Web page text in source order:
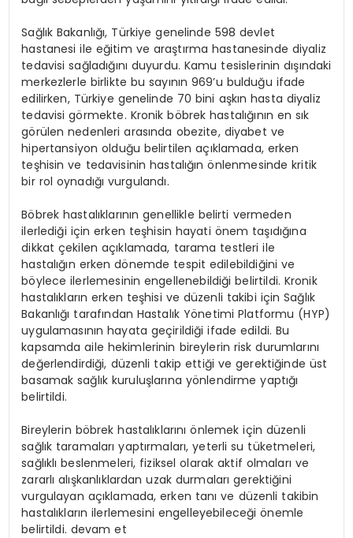
Sağlık Bakanlığı, Türkiye genelinde 598 devlet
hastanesi ile eğitim ve araştırma hastanesinde diyaliz
tedavisi sağladığını duyurdu. Kamu tesislerinin dışındaki
merkezlerle birlikte bu sayının 969’u bulduğu ifade
edilirken, Türkiye genelinde 70 bini aşkın hasta diyaliz
tedavisi görmekte. Kronik böbrek hastalığının en sık
görülen nedenleri arasında obezite, diyabet ve
hipertansiyon olduğu belirtilen açıklamada, erken
teşhisin ve tedavisinin hastalığın önlenmesinde kritik
bir rol oynadığı vurgulandı.
Böbrek hastalıklarının genellikle belirti vermeden
ilerlediği için erken teşhisin hayati önem taşıdığına
dikkat çekilen açıklamada, tarama testleri ile
hastalığın erken dönemde tespit edilebildiğini ve
böylece ilerlemesinin engellenebildiği belirtildi. Kronik
hastalıkların erken teşhisi ve düzenli takibi için Sağlık
Bakanlığı tarafından Hastalık Yönetimi Platformu (HYP)
uygulamasının hayata geçirildiği ifade edildi. Bu
kapsamda aile hekimlerinin bireylerin risk durumlarını
değerlendirdiği, düzenli takip ettiği ve gerektiğinde üst
basamak sağlık kuruluşlarına yönlendirme yaptığı
belirtildi.
Bireylerin böbrek hastalıklarını önlemek için düzenli
sağlık taramaları yaptırmaları, yeterli su tüketmeleri,
sağlıklı beslenmeleri, fiziksel olarak aktif olmaları ve
zararlı alışkanlıklardan uzak durmaları gerektiğini
vurgulayan açıklamada, erken tanı ve düzenli takibin
hastalıkların ilerlemesini engelleyebileceği önemle
belirtildi. devam et